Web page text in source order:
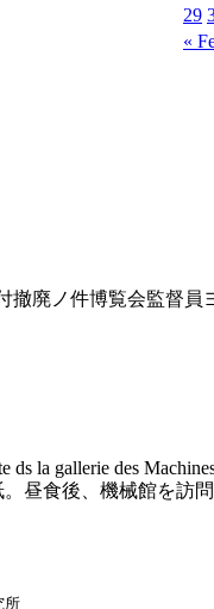
«
29
廃ノ件博覧会監督
la gallerie des
食後、機械館を訪問
所